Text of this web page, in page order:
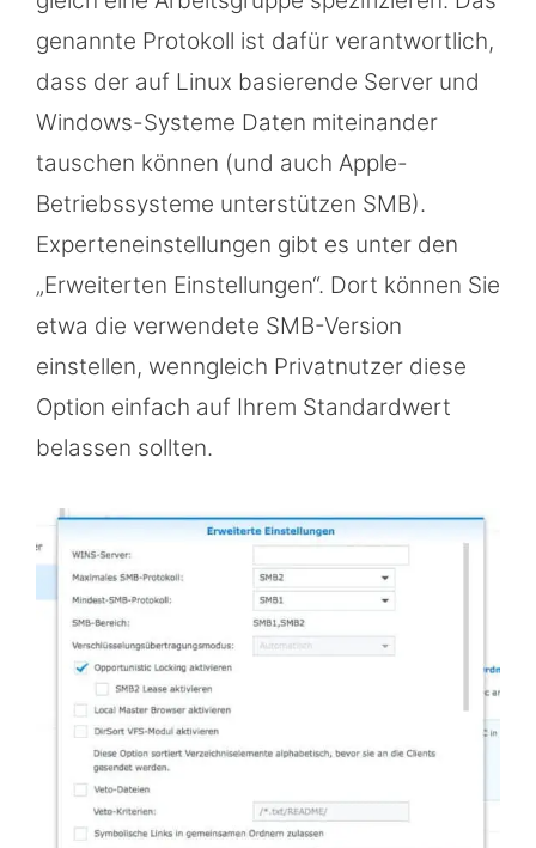
genannte Protokoll ist dafür verantwortlich,
dass der auf Linux basierende Server und
Windows-Systeme Daten miteinander
tauschen können (und auch Apple-
Betriebssysteme unterstützen SMB).
Experteneinstellungen gibt es unter den
„Erweiterten Einstellungen“. Dort können Sie
etwa die verwendete SMB-Version
einstellen, wenngleich Privatnutzer diese
Option einfach auf Ihrem Standardwert
belassen sollten.